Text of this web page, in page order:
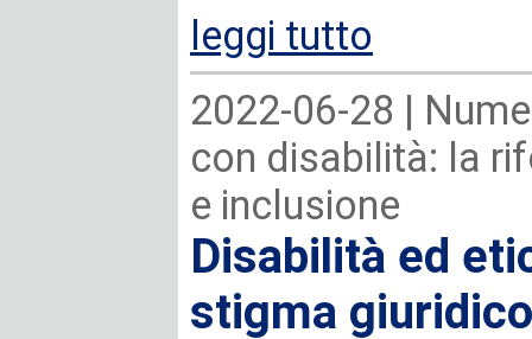
leggi tutto
2022-06-28 |
con disabilità: la
e inclusione
Disabilità ed
stigma giuridico